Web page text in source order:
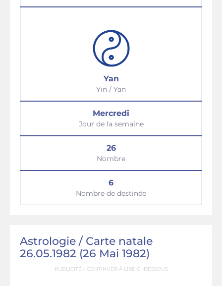
Yan
Yin / Yan
Mercredi
Jour de la semaine
26
Nombre
6
Nombre de destinée
Astrologie / Сarte natale
26.05.1982 (26 Mai 1982)
PUBLICITÉ - CONTINUER À LIRE CI-DESSOUS